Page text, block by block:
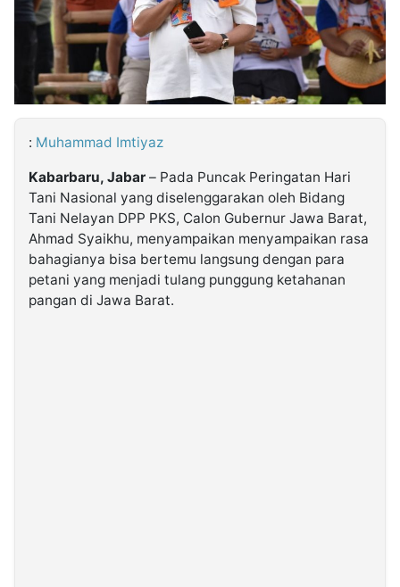
Follow
Kabarbaru
: Muhammad Imtiyaz
Kabarbaru, Jabar – Pada Puncak Peringatan Hari
Tani Nasional yang diselenggarakan oleh Bidang
Tani Nelayan DPP PKS, Calon Gubernur Jawa Barat,
Ahmad Syaikhu, menyampaikan menyampaikan rasa
bahagianya bisa bertemu langsung dengan para
petani yang menjadi tulang punggung ketahanan
pangan di Jawa Barat.